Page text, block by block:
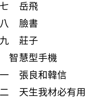
七 岳飛
八 臉書
九 莊子
智慧型手機
張良和韓信
天生我材必有用